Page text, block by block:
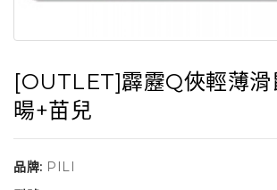
[OUTLET]霹靂Q俠輕薄滑
暘+苗兒
品牌: PILI